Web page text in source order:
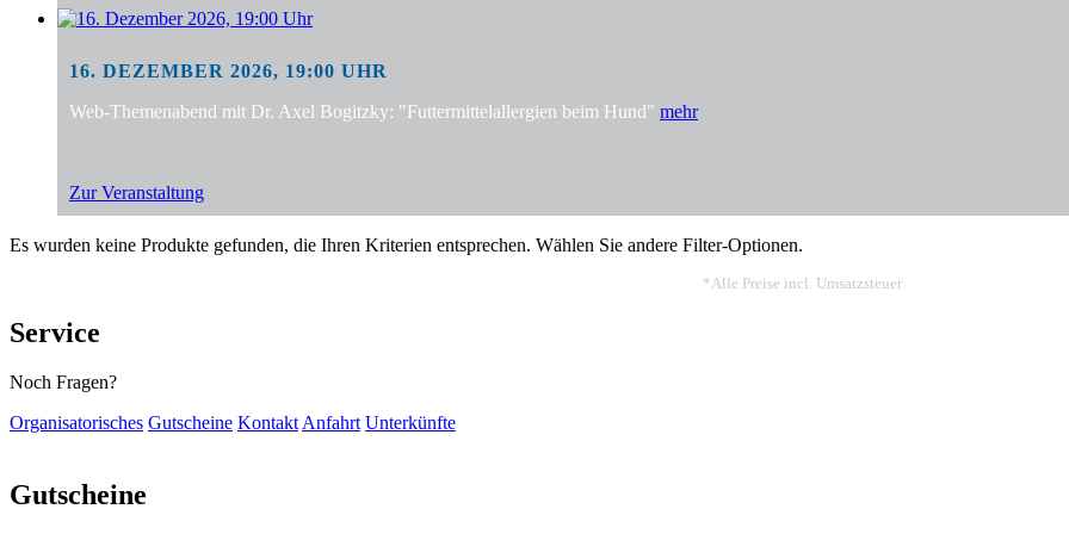
16. DEZEMBER 2026, 19:00 UHR
Web-Themenabend mit Dr. Axel Bogitzky: "Futtermittelallergien beim Hund" mehr
Zur Veranstaltung
Es wurden keine Produkte gefunden, die Ihren Kriterien entsprechen. Wählen Sie andere Filter-Optionen.
*Alle Preise incl. Umsatzsteuer
Service
Noch Fragen?
Organisatorisches Gutscheine KontaktAnfahrt Unterkünfte
Gutscheine